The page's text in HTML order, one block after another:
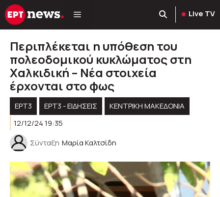
Μετάβαση
σε
Live TV
Περιπλέκεται η υπόθεση του
πολεοδομικού κυκλώματος στη
Χαλκιδική – Νέα στοιχεία
έρχονται στο φως
ΕΡΤ3 ΕΡΤ3 - ΕΙΔΉΣΕΙΣ
ΚΕΝΤΡΙΚΉ ΜΑΚΕΔΟΝΊΑ
12/12/24 19:35
Σύνταξη Μαρία Καλτσίδη